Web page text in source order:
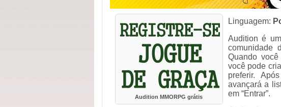
Audition MMORPG grátis
Linguagem:
Audition é
comunidade
Quando
você pode
preferir.
avançará a
em “Entrar”.